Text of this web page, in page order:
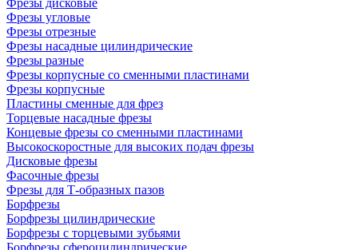
Фрезы дисковые
Фрезы угловые
Фрезы отрезные
Фрезы насадные цилиндрические
Фрезы разные
Фрезы корпусные со сменными пластинами
Фрезы корпусные
Пластины сменные для фрез
Торцевые насадные фрезы
Концевые фрезы со сменными пластинами
Высокоскоростные для высоких подач фрезы
Дисковые фрезы
Фасочные фрезы
Фрезы для Т-образных пазов
Борфрезы
Борфрезы цилиндрические
Борфрезы с торцевыми зубьями
Борфрезы сфероцилиндрические